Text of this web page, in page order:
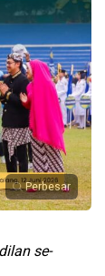
Perbesar
se-